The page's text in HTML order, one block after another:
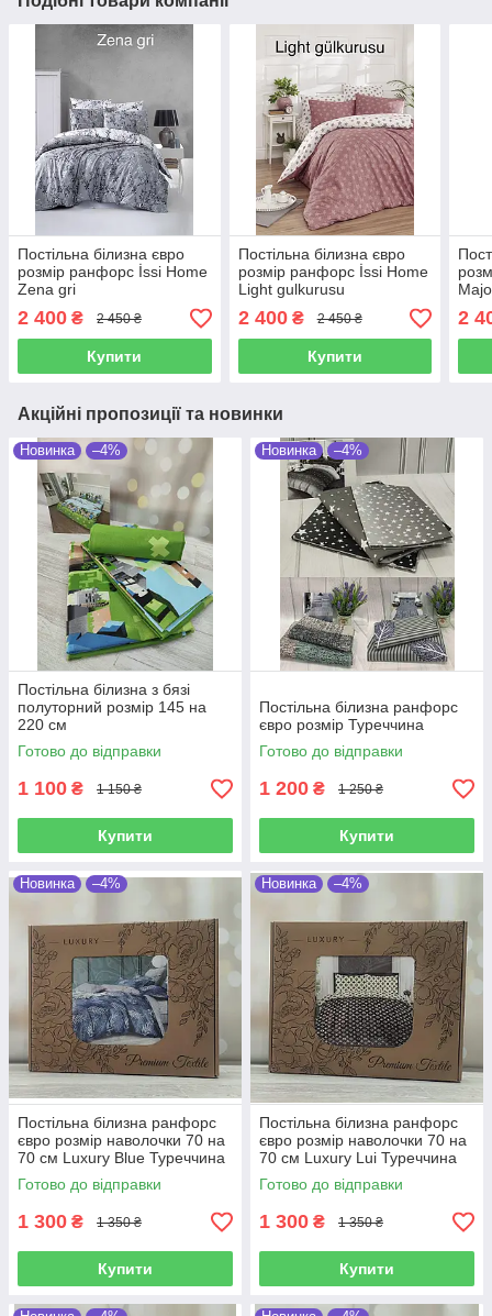
Постільна білизна євро
розмір ранфорс İssi Home
Zena gri
2 400 ₴ 2 450 ₴
Купити
Постільна білизна євро
розмір ранфорс İssi Home
Light gulkurusu
2 400₴ 2 450 ₴
Купити
2
Акційні пропозиції та новинки
Новинка –4%
Постільна білизна з бязі
полуторний розмір 145 на
220 см
Готово до відправки
1 100 ₴ 1 150 ₴
Купити
Новинка –4%
Постільна білизна ранфорс
євро розмір Туреччина
Готово до відправки
1 200 ₴ 1 250 ₴
Купити
Новинка –4%
Постільна білизна ранфорс
євро розмір наволочки 70 на
70 см Luxury Blue Туреччина
Готово до відправки
1 300 ₴ 1 350 ₴
Купити
Новинка –4%
Постільна білизна ранфорс
євро розмір наволочки 70 на
70 см Luxury Lui Туреччина
Готово до відправки
1 300 ₴ 1 350 ₴
Купити